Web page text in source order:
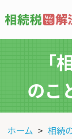
「
のこ
ホーム
相続